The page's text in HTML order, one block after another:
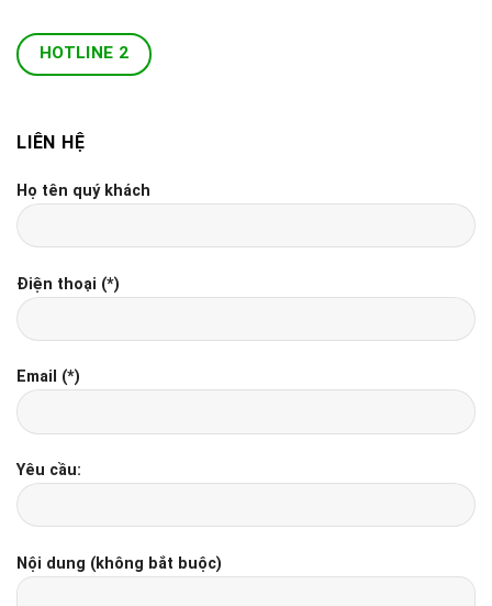
HOTLINE 2
LIÊN HỆ
Họ tên quý khách
Điện thoại (*)
Email (*)
Yêu cầu:
Nội dung (không bắt buộc)